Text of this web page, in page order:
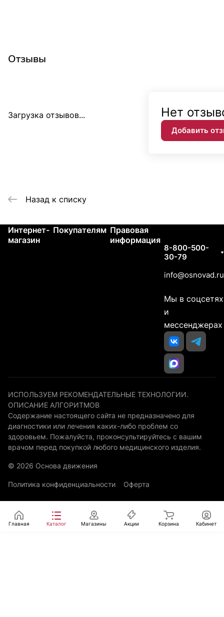
Отзывы
Загрузка отзывов... Нет
Добавить
Назад к списку
Интернет-
магазин
Покупателям Правовая
информация
8-800-500-
30-79
info@osnovad.ru
Мы в соцсетях
и
мессенджерах
ИСПОЛЬЗУЕМ РЕКОМЕНДАТЕЛЬНЫЕ ТЕХНОЛОГИИ.
ОПИСАНИЕ АЛГОРИТМОВ
Содержание настоящего сайта не предназначено для
диагностики или лечения каких-либо проблем со
здоровьем. Пожалуйста, проконсультируйтесь с вашим
врачом перед покупкой любого медицинского изделия.
© 2026 Основа движения
Политика конфиденциальности Оферта
Главная Каталог Магазины Акции Корзина Кабинет